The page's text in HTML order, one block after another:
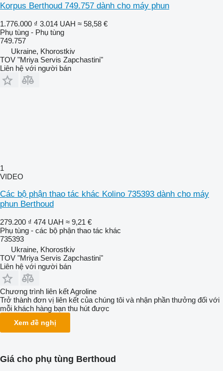
Korpus Berthoud 749.757 dành cho máy phun
1.776.000 ₫ 3.014 UAH ≈ 58,58 €
Phụ tùng - Phụ tùng
749.757
Ukraine, Khorostkiv
TOV "Mriya Servis Zapchastini"
Liên hệ với người bán
1
VIDEO
Các bộ phận thao tác khác Kolino 735393 dành cho máy
phun Berthoud
279.200 ₫ 474 UAH ≈ 9,21 €
Phụ tùng - các bộ phận thao tác khác
735393
Ukraine, Khorostkiv
TOV "Mriya Servis Zapchastini"
Liên hệ với người bán
Chương trình liên kết Agroline
Trở thành đơn vị liên kết của chúng tôi và nhận phần thưởng đối với
mỗi khách hàng bạn thu hút được
Xem đề nghị
Giá cho phụ tùng Berthoud